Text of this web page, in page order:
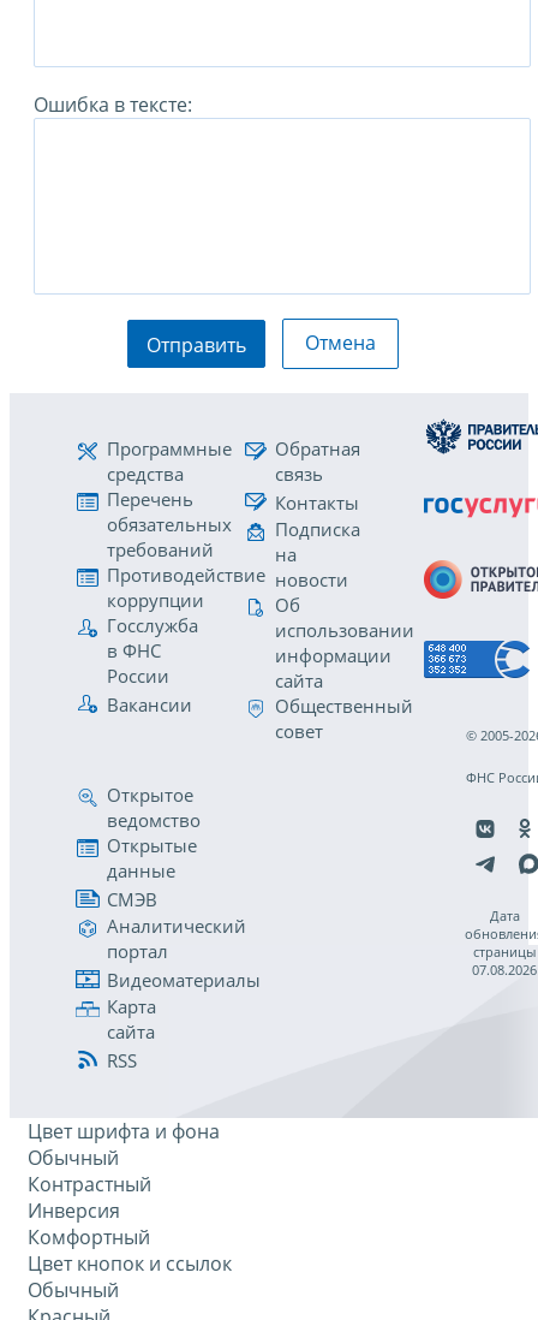
Ошибка в тексте:
Отправить Отмена
Программные
средства
Перечень
обязательных
требований
Противодействие
коррупции
Госслужба
в ФНС
России
Вакансии
Обратная
связь
Контакты
Подписка
на
новости
Об
использовании
информации
сайта
Общественный
совет
Открытое
ведомство
Открытые
данные
СМЭВ
Аналитический
портал
Видеоматериалы
Карта
сайта
RSS
© 2005-
ФНС
Дата
страницы
07.08.2026
Цвет шрифта и фона
Обычный
Контрастный
Инверсия
Комфортный
Цвет кнопок и ссылок
Обычный